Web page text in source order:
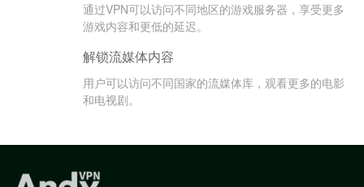
通过VPN可以访问不同地区的游戏服务器，享受更多
游戏内容和更低的延迟。
解锁流媒体内容
用户可以访问不同国家的流媒体库，观看更多的电影
和电视剧。